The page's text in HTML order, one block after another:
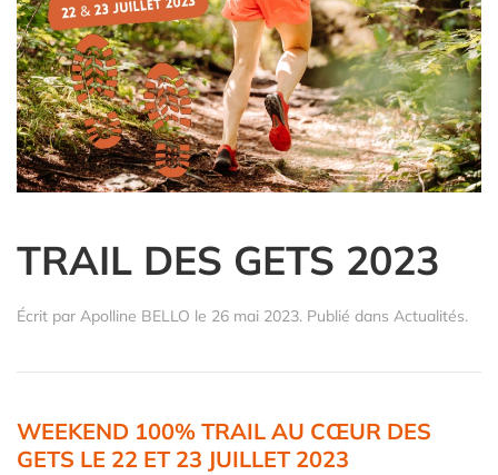
TRAIL DES GETS 2023
Écrit par Apolline BELLO le 26 mai 2023. Publié dans Actualités.
WEEKEND 100% TRAIL AU CŒUR DES
GETS LE 22 ET 23 JUILLET 2023